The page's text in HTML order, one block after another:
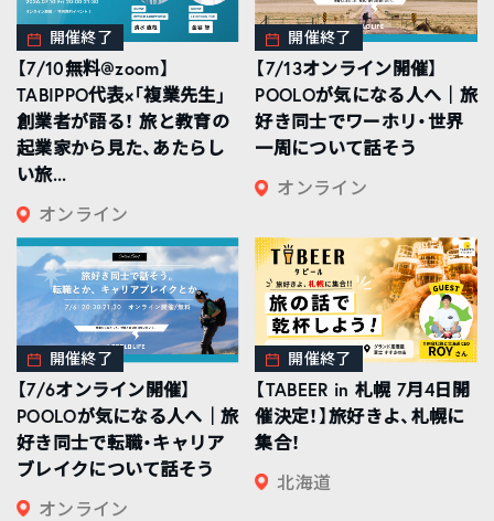
開催終了
【7/10無料@zoom】
TABIPPO代表×「複業先生」
創業者が語る！ 旅と教育の
起業家から見た、あたらし
い旅...
オンライン
開催終了
【7/13オンライン開催】
POOLOが気になる人へ｜旅
好き同士でワーホリ・世界
一周について話そう
オンライン
開催終了
【7/6オンライン開催】
POOLOが気になる人へ｜旅
好き同士で転職・キャリア
ブレイクについて話そう
オンライン
開催終了
【TABEER in 札幌 7月4日開
催決定！】旅好きよ、札幌に
集合！
北海道